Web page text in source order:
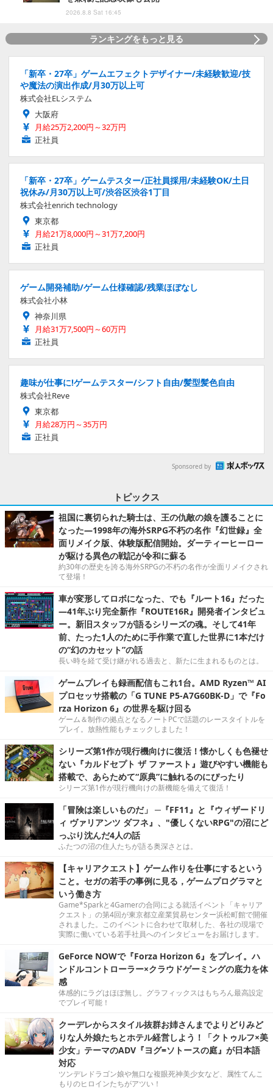
2026.8.8 Sat 16:45
ランキングをもっと見る
「新卒・27卒」ゲームエフェクトデザイナー/未経験歓迎/技
や魔法の演出作成/月30万以上可
株式会社ELシステム
大阪府
月給25万2,200円～32万円
正社員
「新卒・27卒」ゲームテスター/正社員採用/未経験OK/土日
祝休み/月30万以上可/渋谷区渋谷1丁目
株式会社enrich technology
東京都
月給21万8,000円～31万7,200円
正社員
ゲーム開発補助/ゲーム仕様確認/残業ほぼなし
株式会社小林
神奈川県
月給31万7,500円～60万円
正社員
趣味が仕事に!ゲームテスター/シフト自由/髪型髪色自由
株式会社Reve
東京都
月給28万円～35万円
正社員
Sponsored by
トピックス
祖国に裏切られた騎士は、王の仇敵の娘を護ることに
なった―1998年の海外SRPG不朽の名作『幻世録』全
面リメイク版、体験版配信開始。ダーティーヒーロー
が駆ける異色の戦記が令和に蘇る
約30年の歴史を誇る海外SRPGの不朽の名作が全面リメイクされ
て登場！
車が変形してロボになった、でも『ルート16』だった
―41年ぶり完全新作『ROUTE16R』開発者インタビュ
ー。新旧スタッフが語るシリーズの魂。そして41年
前、たった1人のために手作業で直した世界に1本だけ
の“幻のカセット”の話
長い時を経て受け継がれる過去と、新たに生まれるものとは。
ゲームプレイも録画配信もこれ1台。AMD Ryzen™ AI
プロセッサ搭載の「G TUNE P5-A7G60BK-D」で『Fo
rza Horizon 6』の世界を駆け回る
ゲーム＆制作の拠点となるノートPCで話題のレースタイトルを
プレイ。放熱性能もチェックしました！
シリーズ第1作が現行機向けに復活！懐かしくも色褪せ
ない『カルドセプト ザ ファースト』遊びやすい機能も
搭載で、あらためて“原典”に触れるのにぴったり
シリーズ第1作が現行機向けの新機能を備えて復活！
「冒険は楽しいものだ」 ─『FF11』と『ウィザードリ
ィ ヴァリアンツ ダフネ』、"優しくないRPG"の沼にど
っぷり沈んだ4人の話
ふたつの沼の住人たちが語る奥深さとは。
【キャリアクエスト】ゲーム作りを仕事にするという
こと。セガの若手の事例に見る，ゲームプログラマと
いう働き方
Game*Sparkと4Gamerの合同による就活イベント「キャリア
クエスト」の第4回が東京都立産業貿易センター浜松町館で開催
されました。このイベントに合わせて取材した、各社の現場で
実際に働いている若手社員へのインタビューをお届けします。
GeForce NOWで『Forza Horizon 6』をプレイ。ハ
ンドルコントローラー×クラウドゲーミングの底力を体
感
体感的にラグはほぼ無し。グラフィックスはもちろん最高設定
でプレイ可能！
クーデレからスタイル抜群お姉さんまでよりどりみど
りな人外娘たちとホテル経営しよう！「クトゥルフ×美
少女」テーマのADV『ヨグ=ソトースの庭』が日本語
対応
ツンデレドラゴン娘や無口な複眼死神美少女など、属性てんこ
もりのヒロインたちがアツい！